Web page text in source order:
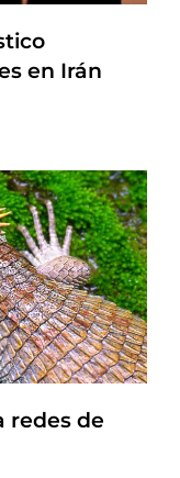
en Irán
redes de